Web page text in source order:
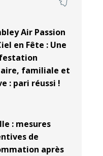
Air Passion
en Fête : Une
familiale et
: pari réussi !
: mesures
de
après